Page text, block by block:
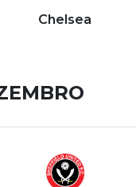
Chelsea